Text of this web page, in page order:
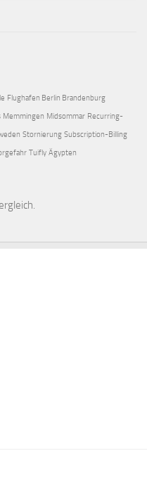
Flughafen Berlin Brandenburg
Memmingen Midsommar Recurring-
Stornierung Subscription-Billing
Tuifly Ägypten